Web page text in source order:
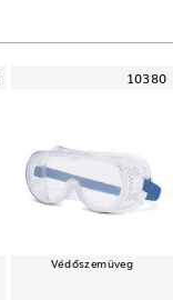
10380
Védőszemüveg